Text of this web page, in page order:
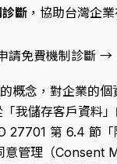
斷 ，協助台灣企
請免費機制診斷 →
念，對企業的個
我儲存客戶資料
27701 第 6.4 節
意管理（Consent